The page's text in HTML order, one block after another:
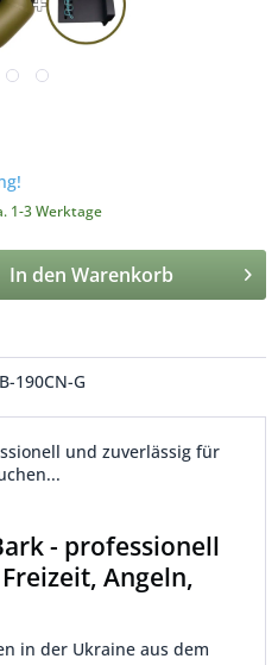
1-3 Werktage
In den Warenkorb
190CN-G
und zuverlässig für
- professionell
Angeln,
in der Ukraine aus dem